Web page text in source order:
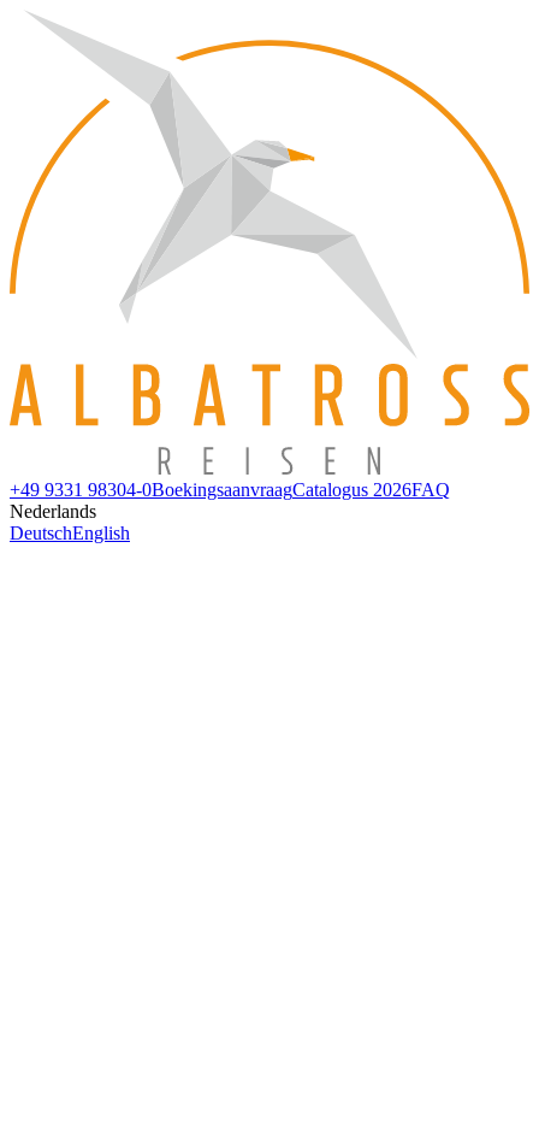
+49 9331 98304-0BoekingsaanvraagCatalogus 2026FAQ
Nederlands
DeutschEnglish